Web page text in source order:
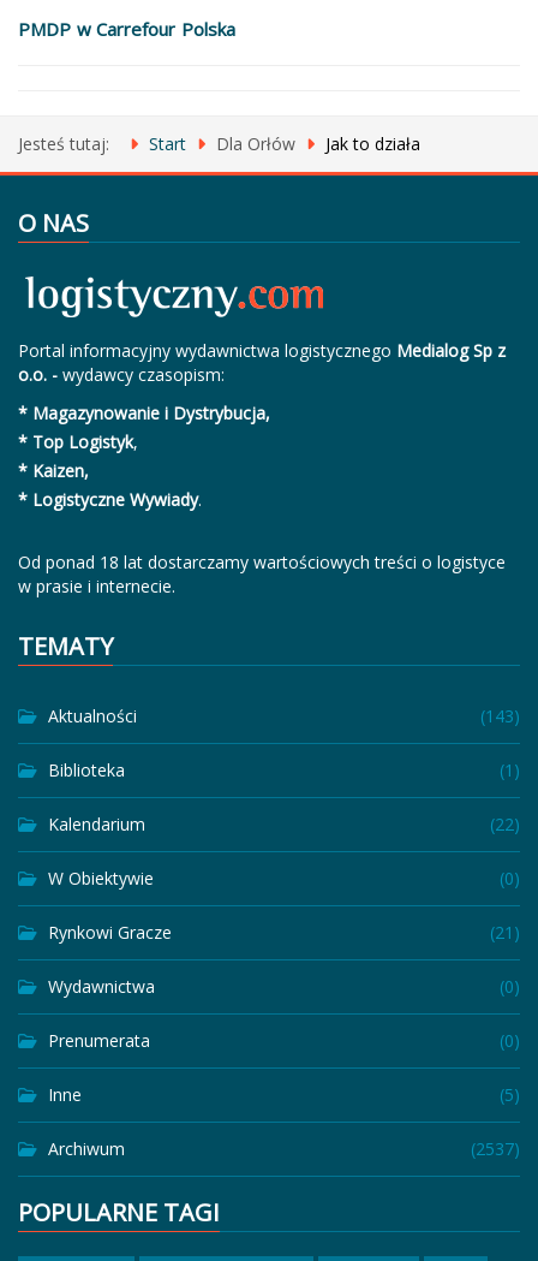
PMDP w Carrefour Polska
Jesteś tutaj: Start Dla Orłów Jak to działa
O NAS
Portal informacyjny wydawnictwa logistycznego Medialog Sp z
o.o. - wydawcy czasopism:
* Magazynowanie i Dystrybucja,
* Top Logistyk,
* Kaizen,
* Logistyczne Wywiady.
Od ponad 18 lat dostarczamy wartościowych treści o logistyce
w prasie i internecie.
TEMATY
Aktualności (143)
Biblioteka (1)
Kalendarium (22)
W Obiektywie (0)
Rynkowi Gracze (21)
Wydawnictwa (0)
Prenumerata (0)
Inne (5)
Archiwum (2537)
POPULARNE TAGI